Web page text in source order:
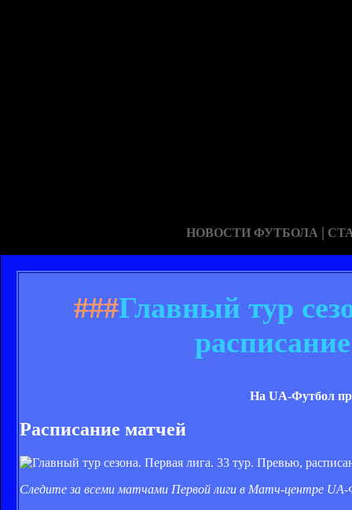
НОВОСТИ ФУТБОЛА |
###Главный тур
На UA-Футбол
Расписание матчей
Следите за всеми матчами Первой лиги в Матч-центре